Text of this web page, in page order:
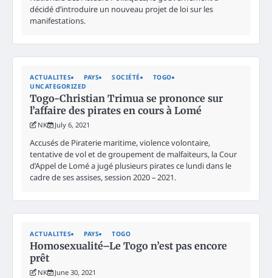
décidé d’introduire un nouveau projet de loi sur les
manifestations.
ACTUALITES PAYS SOCIÉTÉ
TOGO
UNCATEGORIZED
Togo-Christian Trimua se prononce sur
l’affaire des pirates en cours à Lomé
NK July 6, 2021
Accusés de Piraterie maritime, violence volontaire,
tentative de vol et de groupement de malfaiteurs, la Cour
d’Appel de Lomé a jugé plusieurs pirates ce lundi dans le
cadre de ses assises, session 2020 – 2021.
ACTUALITES PAYS TOGO
Homosexualité–Le Togo n’est pas encore
prêt
NK June 30, 2021